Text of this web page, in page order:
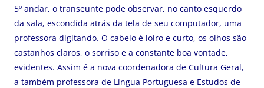
5º andar, o transeunte pode observar, no canto esquerdo
da sala, escondida atrás da tela de seu computador, uma
professora digitando. O cabelo é loiro e curto, os olhos são
castanhos claros, o sorriso e a constante boa vontade,
evidentes. Assim é a nova coordenadora de Cultura Geral,
a também professora de Língua Portuguesa e Estudos de